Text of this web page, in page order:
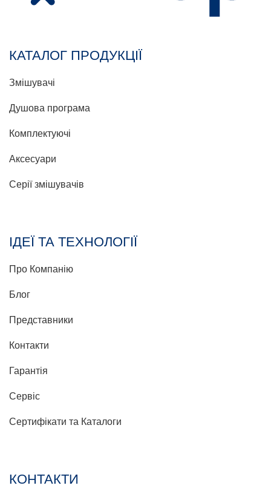
КАТАЛОГ ПРОДУКЦІЇ
Змішувачі
Душова програма
Комплектуючі
Аксесуари
Серії змішувачів
ІДЕЇ ТА ТЕХНОЛОГІЇ
Про Компанію
Блог
Представники
Контакти
Гарантія
Сервіс
Сертифікати та Каталоги
КОНТАКТИ